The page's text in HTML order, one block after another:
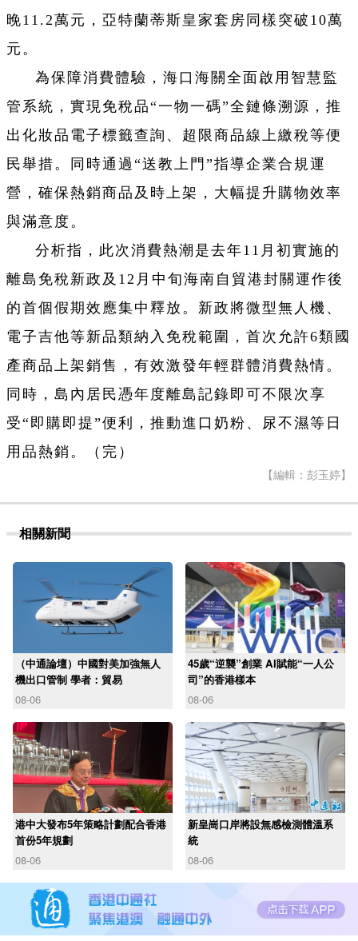
晚11.2萬元，亞特蘭蒂斯皇家套房同樣突破10萬
元。
為保障消費體驗，海口海關全面啟用智慧監
管系統，實現免稅品“一物一碼”全鏈條溯源，推
出化妝品電子標籤查詢、超限商品線上繳稅等便
民舉措。同時通過“送教上門”指導企業合規運
營，確保熱銷商品及時上架，大幅提升購物效率
與滿意度。
分析指，此次消費熱潮是去年11月初實施的
離島免稅新政及12月中旬海南自貿港封關運作後
的首個假期效應集中釋放。新政將微型無人機、
電子吉他等新品類納入免稅範圍，首次允許6類國
產商品上架銷售，有效激發年輕群體消費熱情。
同時，島內居民憑年度離島記錄即可不限次享
受“即購即提”便利，推動進口奶粉、尿不濕等日
用品熱銷。（完）
【編輯：彭玉婷】
相關新聞
（中通論壇）中國對美加強無人
機出口管制 學者：貿易
08-06
45歲“逆襲”創業 AI賦能“一人公
司”的香港樣本
08-06
港中大發布5年策略計劃配合香港
首份5年規劃
08-06
新皇崗口岸將設無感檢測體溫系
統
08-06